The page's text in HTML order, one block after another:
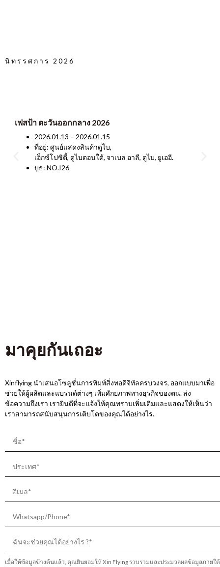
นิทรรศการ 2026
เฟสป้า ตะวันออกกลาง 2026
2026.01.13 – 2026.01.15
ที่อยู่: ศูนย์แสดงสินค้าดูไบ,
เอ็กซ์โปซิตี้, ดูไบตอนใต้, จาเบล อาลี, ดูไบ, ยูเออี.
บูธ: NO.I26
มาคุยกันเถอะ
Xinflying นำเสนอโซลูชั่นการพิมพ์สิ่งทอดิจิทัลครบวงจร, ออกแบบมาเพื่อ
ช่วยให้ผู้ผลิตและแบรนด์ต่างๆ เพิ่มศักยภาพทางธุรกิจของตน. ส่ง
ข้อความถึงเรา เรายินดีที่จะแจ้งให้คุณทราบเพิ่มเติมและแสดงให้เห็นว่า
เราสามารถสนับสนุนการเติบโตของคุณได้อย่างไร.
เมื่อให้ข้อมูลข้างต้นแล้ว, คุณยินยอมให้ Xin Flying รวบรวมและประมวลผลข้อมูลภายใต้